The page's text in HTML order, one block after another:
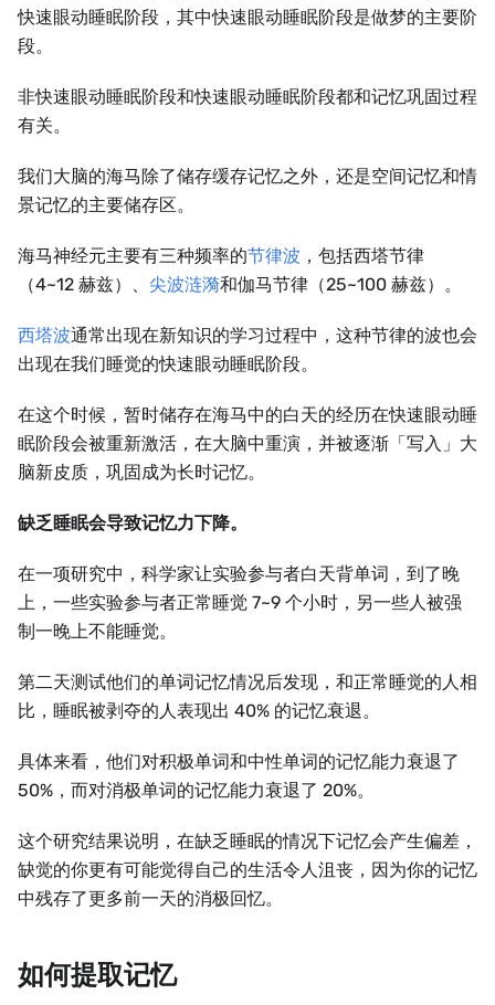
快速眼动睡眠阶段，其中快速眼动睡眠阶段是做梦的主要阶
段。
非快速眼动睡眠阶段和快速眼动睡眠阶段都和记忆巩固过程
有关。
我们大脑的海马除了储存缓存记忆之外，还是空间记忆和情
景记忆的主要储存区。
海马神经元主要有三种频率的节律波 ，包括西塔节律
（4~12 赫兹）、 尖波涟漪和伽马节律（25~100 赫兹）。
西塔波通常出现在新知识的学习过程中，这种节律的波也会
出现在我们睡觉的快速眼动睡眠阶段。
在这个时候，暂时储存在海马中的白天的经历在快速眼动睡
眠阶段会被重新激活，在大脑中重演，并被逐渐「写入」大
脑新皮质，巩固成为长时记忆。
缺乏睡眠会导致记忆力下降。
在一项研究中，科学家让实验参与者白天背单词，到了晚
上，一些实验参与者正常睡觉 7~9 个小时，另一些人被强
制一晚上不能睡觉。
第二天测试他们的单词记忆情况后发现，和正常睡觉的人相
比，睡眠被剥夺的人表现出 40% 的记忆衰退。
具体来看，他们对积极单词和中性单词的记忆能力衰退了
50%，而对消极单词的记忆能力衰退了 20%。
这个研究结果说明，在缺乏睡眠的情况下记忆会产生偏差，
缺觉的你更有可能觉得自己的生活令人沮丧，因为你的记忆
中残存了更多前一天的消极回忆。
如何提取记忆